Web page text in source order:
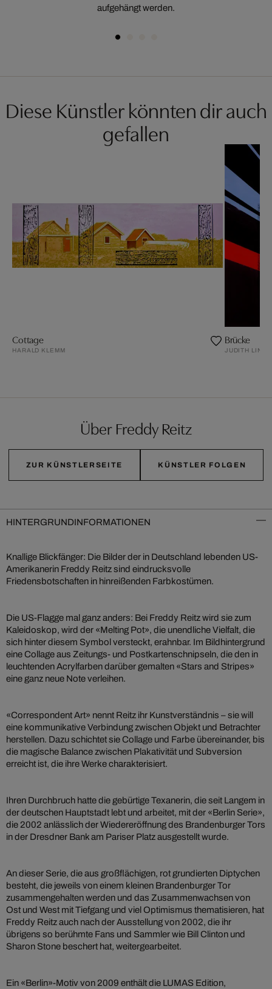
aufgehängt werden.
Diese Künstler könnten dir auch
gefallen
Cottage
HARALD KLEMM
Brücke
JUDITH
Über Freddy Reitz
ZUR KÜNSTLERSEITE KÜNSTLER FOLGEN
HINTERGRUNDINFORMATIONEN
Knallige Blickfänger: Die Bilder der in Deutschland lebenden US-
Amerikanerin Freddy Reitz sind eindrucksvolle
Friedensbotschaften in hinreißenden Farbkostümen.
Die US-Flagge mal ganz anders: Bei Freddy Reitz wird sie zum
Kaleidoskop, wird der «Melting Pot», die unendliche Vielfalt, die
sich hinter diesem Symbol versteckt, erahnbar. Im Bildhintergrund
eine Collage aus Zeitungs- und Postkartenschnipseln, die den in
leuchtenden Acrylfarben darüber gemalten «Stars and Stripes»
eine ganz neue Note verleihen.
«Correspondent Art» nennt Reitz ihr Kunstverständnis – sie will
eine kommunikative Verbindung zwischen Objekt und Betrachter
herstellen. Dazu schichtet sie Collage und Farbe übereinander, bis
die magische Balance zwischen Plakativität und Subversion
erreicht ist, die ihre Werke charakterisiert.
Ihren Durchbruch hatte die gebürtige Texanerin, die seit Langem in
der deutschen Hauptstadt lebt und arbeitet, mit der «Berlin Serie»,
die 2002 anlässlich der Wiedereröffnung des Brandenburger Tors
in der Dresdner Bank am Pariser Platz ausgestellt wurde.
An dieser Serie, die aus großflächigen, rot grundierten Diptychen
besteht, die jeweils von einem kleinen Brandenburger Tor
zusammengehalten werden und das Zusammenwachsen von
Ost und West mit Tiefgang und viel Optimismus thematisieren, hat
Freddy Reitz auch nach der Ausstellung von 2002, die ihr
übrigens so berühmte Fans und Sammler wie Bill Clinton und
Sharon Stone beschert hat, weitergearbeitet.
Ein «Berlin»-Motiv von 2009 enthält die LUMAS Edition,